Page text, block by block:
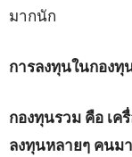
มากนัก
การลงทุนในกองทุ
กองทุนรวม คือ เค
ลงทุนหลายๆ คนม